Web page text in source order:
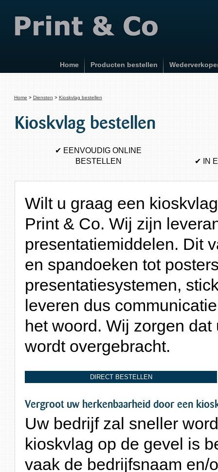
Home Producten bestellen
Home Diensten Kioskvlag bestellen
Kioskvlag bestellen
✔EENVOUDIG ONLINE
BESTELLEN
✔IN
Wilt u graag een
Print & Co. Wij zijn
presentatiemiddelen. Dit
en spandoeken tot
presentatiesystemen,
leveren dus
het woord. Wij zorgen
wordt overgebracht.
DIRECT BESTELLEN
Vergroot uw herkenbaarheid door een
Uw bedrijf zal sneller
kioskvlag op de gevel is
vaak de bedrijfsnaam en/